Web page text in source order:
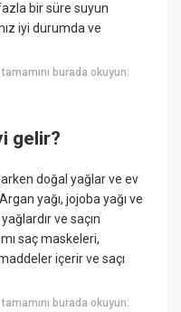
bir süre suyun
iyi durumda ve
tamamını burada okuyun:
gelir?
doğal yağlar ve ev
yağı, jojoba yağı ve
ve saçın
saç maskeleri,
içerir ve saçı
tamamını burada okuyun: